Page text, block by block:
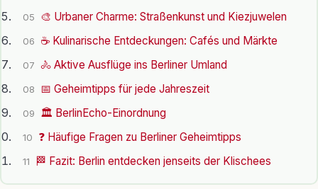
05 🎨 Urbaner Charme: Straßenkunst und Kiezjuwelen
06 ☕ Kulinarische Entdeckungen: Cafés und Märkte
07 🚴 Aktive Ausflüge ins Berliner Umland
08 📅 Geheimtipps für jede Jahreszeit
09 🏛️ BerlinEcho-Einordnung
10 ❓ Häufige Fragen zu Berliner Geheimtipps
11 🏁 Fazit: Berlin entdecken jenseits der Klischees